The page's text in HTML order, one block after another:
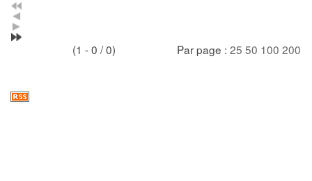
(1 - 0 / 0) Par page : 25 50 100 200